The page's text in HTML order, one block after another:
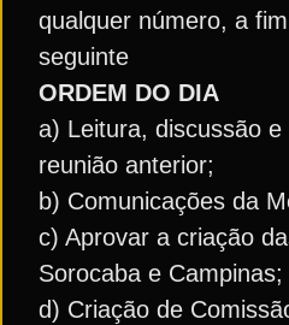
qualquer número, a
seguinte
ORDEM DO DIA
a) Leitura, discussão
reunião anterior;
b) Comunicações da
c) Aprovar a criação
Sorocaba e Campinas;
d) Criação de